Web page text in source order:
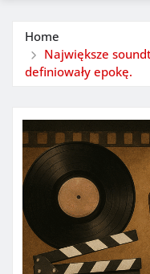
Home
Największe
definiowały epokę.